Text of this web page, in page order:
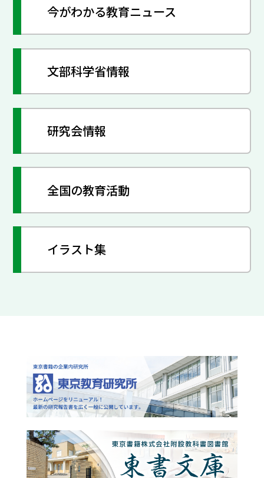
今がわかる教育ニュース
文部科学省情報
研究会情報
全国の教育活動
イラスト集